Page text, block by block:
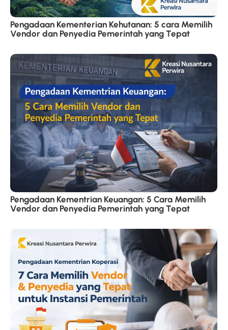
Pengadaan Kementerian Kehutanan: 5 cara Memilih
Vendor dan Penyedia Pemerintah yang Tepat
Pengadaan Kementrian Keuangan: 5 Cara Memilih
Vendor dan Penyedia Pemerintah yang Tepat